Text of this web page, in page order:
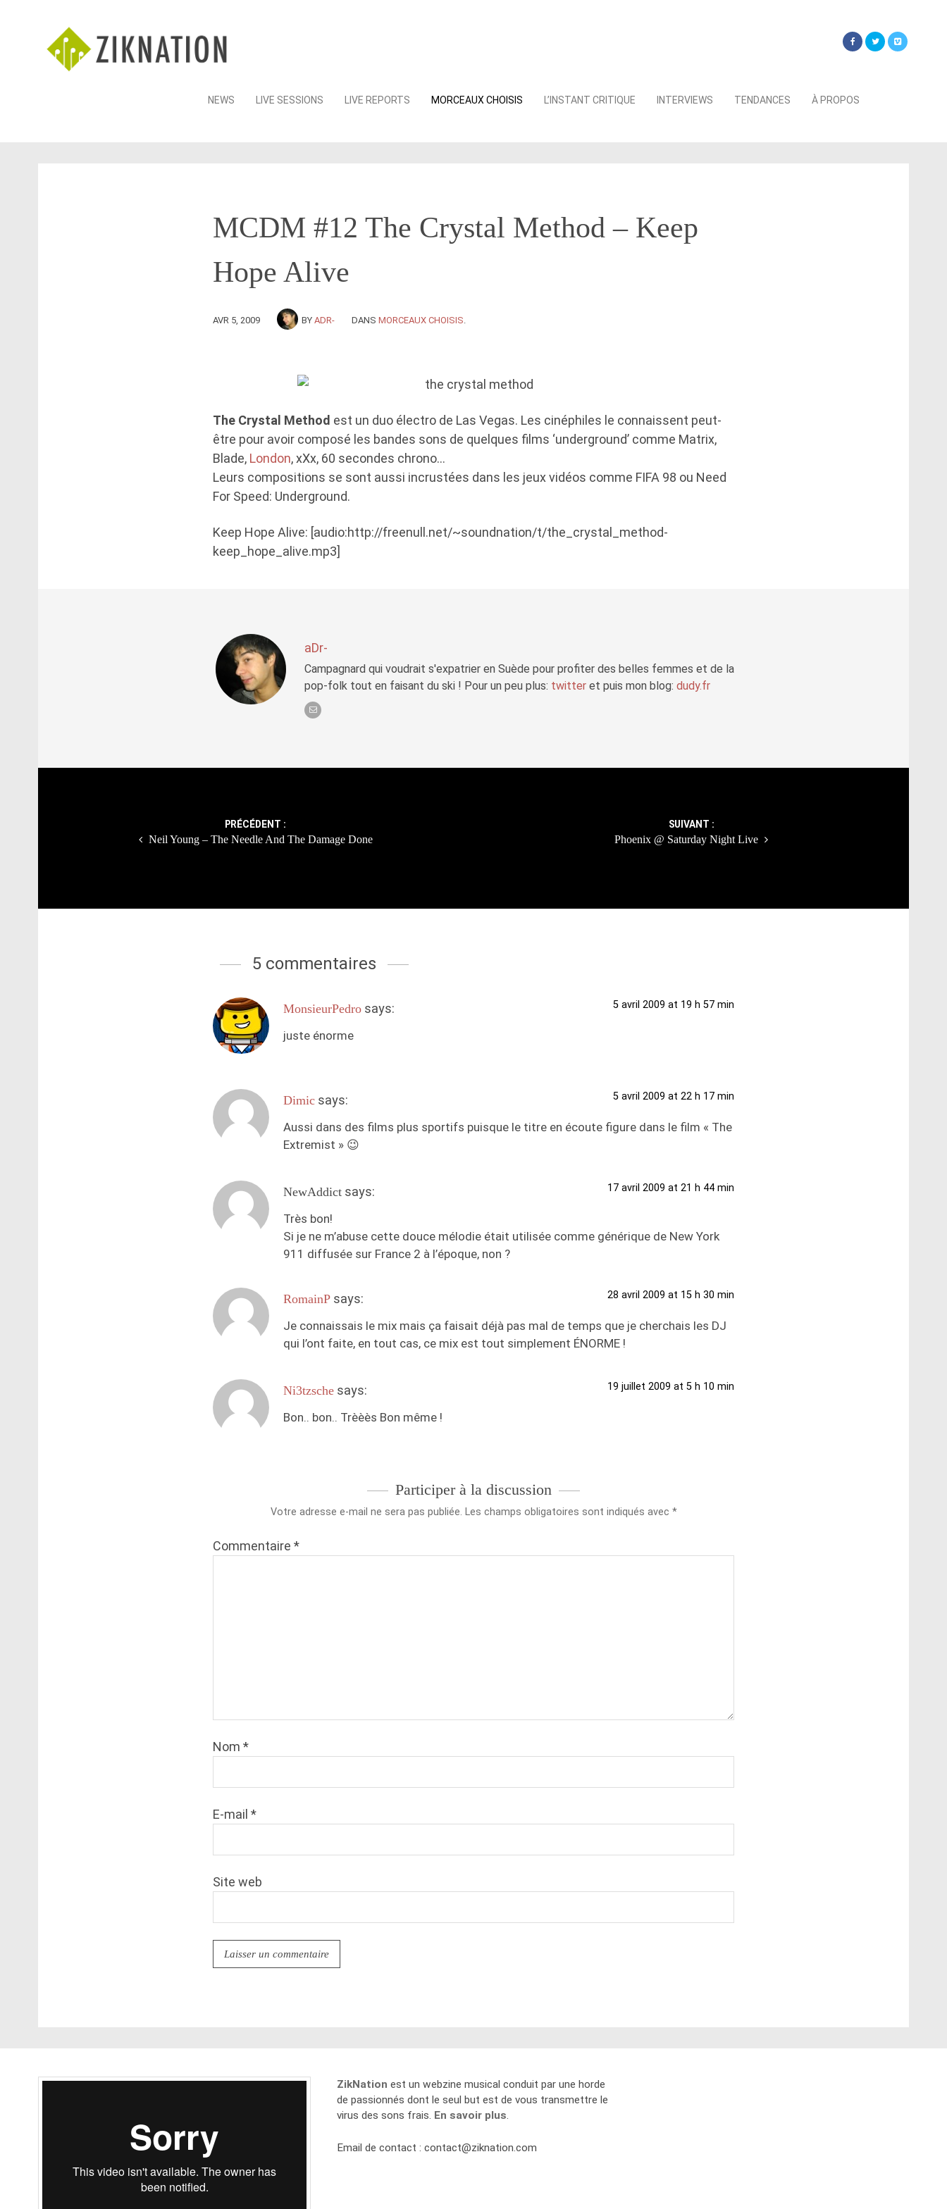
Skip
NEWS LIVE SESSIONS LIVE REPORTS MORCEAUX CHOISIS L’INSTANT CRITIQUE INTERVIEWS TENDANCES À PROPOS
MCDM #12 The Crystal Method – Keep
Hope Alive
AVR 5, 2009 BY ADR- DANS MORCEAUX CHOISIS
The Crystal Method est un duo électro de Las Vegas. Les cinéphiles le connaissent peut-
être pour avoir composé les bandes sons de quelques films ‘underground’ comme Matrix,
Blade, London, xXx, 60 secondes chrono…
Leurs compositions se sont aussi incrustées dans les jeux vidéos comme FIFA 98 ou Need
For Speed: Underground.
Keep Hope Alive: [audio:http://freenull.net/~soundnation/t/the_crystal_method-
keep_hope_alive.mp3]
aDr-
Campagnard qui voudrait s'expatrier en Suède pour profiter des belles femmes et de la
pop-folk tout en faisant du ski ! Pour un peu plus: twitter et puis mon blog: dudy.fr
PRÉCÉDENT :
Neil Young – The Needle And The Damage Done
SUIVANT :
Phoenix @ Saturday Night Live
5 commentaires
MonsieurPedro says: 5 avril 2009 at 19 h 57 min
juste énorme
Dimic says: 5 avril 2009 at 22 h 17 min
Aussi dans des films plus sportifs puisque le titre en écoute figure dans le film « The
Extremist » 😉
NewAddict says: 17 avril 2009 at 21 h 44 min
Très bon!
Si je ne m’abuse cette douce mélodie était utilisée comme générique de New York
911 diffusée sur France 2 à l’époque, non ?
RomainP says: 28 avril 2009 at 15 h 30 min
Je connaissais le mix mais ça faisait déjà pas mal de temps que je cherchais les DJ
qui l’ont faite, en tout cas, ce mix est tout simplement ÉNORME !
Ni3tzsche says: 19 juillet 2009 at 5 h 10 min
Bon.. bon.. Trèèès Bon même !
Participer à la discussion
Votre adresse e-mail ne sera pas publiée. Les champs obligatoires sont indiqués avec *
Commentaire *
Nom *
E-mail *
Site web
ZikNation est un webzine musical conduit par une horde
de passionnés dont le seul but est de vous transmettre le
virus des sons frais. En savoir plus.
Email de contact :contact@ziknation.com